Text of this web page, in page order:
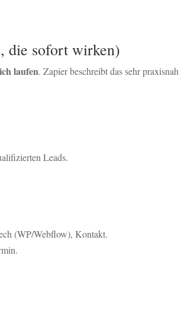
die sofort wirken)
laufen. Zapier beschreibt das sehr
Leads.
(WP/Webflow), Kontakt.